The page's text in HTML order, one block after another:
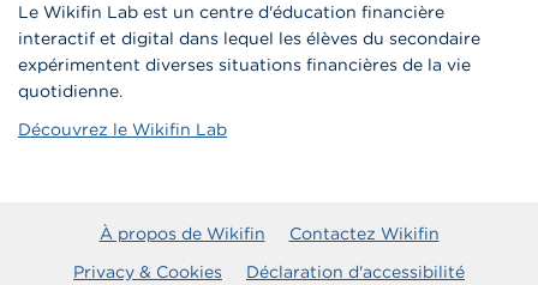
Le Wikifin Lab est un centre d'éducation financière
interactif et digital dans lequel les élèves du secondaire
expérimentent diverses situations financières de la vie
quotidienne.
Découvrez le Wikifin Lab
À propos de Wikifin
Contactez Wikifin
Privacy & Cookies
Déclaration d'accessibilité